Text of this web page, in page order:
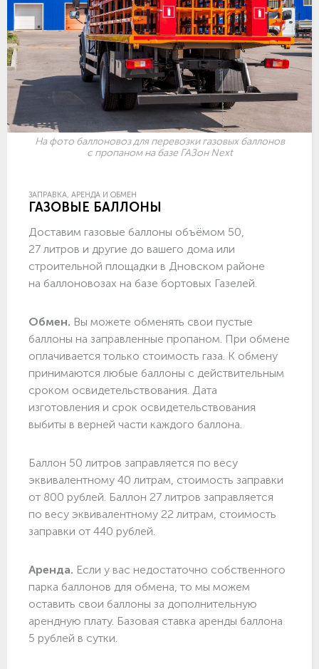
На фото баллоновоз для перевозки газовых баллонов
с пропаном на базе ГАЗон Next
ЗАПРАВКА, АРЕНДА И ОБМЕН
ГАЗОВЫЕ БАЛЛОНЫ
Доставим газовые баллоны объёмом 50,
27 литров и другие до вашего дома или
строительной площадки в Дновском районе
на баллоновозах на базе бортовых Газелей.
Обмен. Вы можете обменять свои пустые
баллоны на заправленные пропаном. При обмене
оплачивается только стоимость газа. К обмену
принимаются любые баллоны с действительным
сроком освидетельствования. Дата
изготовления и срок освидетельствования
выбиты в верней части каждого баллона.
Баллон 50 литров заправляется по весу
эквивалентному 40 литрам, стоимость заправки
от 800 рублей. Баллон 27 литров заправляется
по весу эквивалентному 22 литрам, стоимость
заправки от 440 рублей.
Аренда. Если у вас недостаточно собственного
парка баллонов для обмена, то мы можем
оставить свои баллоны за дополнительную
арендную плату. Базовая ставка аренды баллона
5 рублей в сутки.